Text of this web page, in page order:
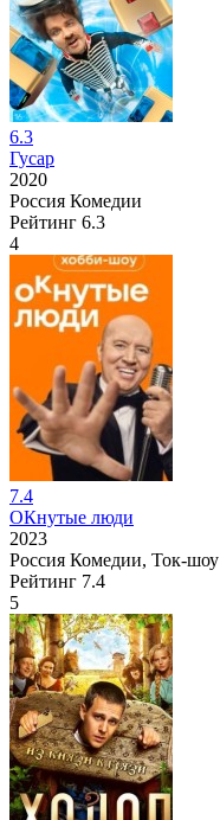
6.3
Гусар
2020
Россия Комедии
Рейтинг 6.3
4
7.4
ОКнутые люди
2023
Россия Комедии, Ток-шоу
Рейтинг 7.4
5